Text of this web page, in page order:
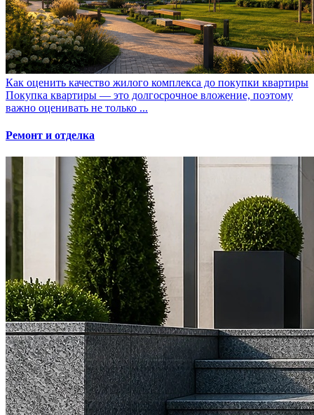
Как оценить качество жилого комплекса до покупки квартиры
Покупка квартиры — это долгосрочное вложение, поэтому
важно оценивать не только ...
Ремонт и отделка